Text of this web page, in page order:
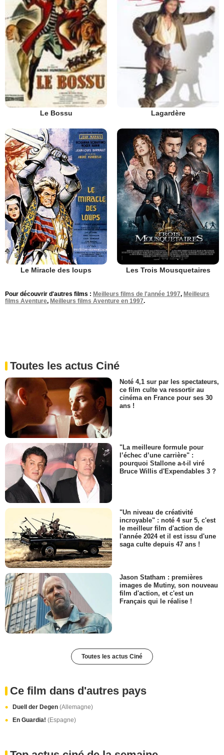
Le Bossu Lagardère
Le Miracle des loups Les Trois Mousquetaires
Pour découvrir d'autres films : Meilleurs films de l'année 1997, Meilleurs
films Aventure, Meilleurs films Aventure en 1997.
Toutes les actus Ciné
Noté 4,1 sur par les spectateurs,
ce film culte va ressortir au
cinéma en France pour ses 30
ans !
"La meilleure formule pour
l’échec d’une carrière" :
pourquoi Stallone a-t-il viré
Bruce Willis d'Expendables 3 ?
"Un niveau de créativité
incroyable" : noté 4 sur 5, c'est
le meilleur film d'action de
l'année 2024 et il est issu d'une
saga culte depuis 47 ans !
Jason Statham : premières
images de Mutiny, son nouveau
film d'action, et c'est un
Français qui le réalise !
Toutes les actus Ciné
Ce film dans d'autres pays
Duell der Degen (Allemagne)
En Guardia! (Espagne)